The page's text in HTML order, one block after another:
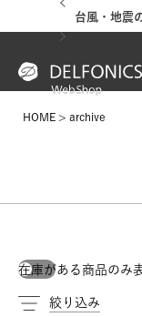
台風・地震
HOME archive
在庫がある商品のみ
絞り込み